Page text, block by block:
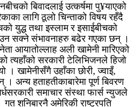
बिवादलाई उत्कर्षमा पु¥याएको
लागि ठूलो चिन्ताको विषय रहँदै
युद्ध तथा इस्लाम र इसाईबीचको
सक्ने संभावनाहरु बढेर गएका छन् ।
आयातोल्लाह अली खामेनी मारिएको
त्यहाँको सरकारी टेलिभिजनले हिजो
। खामेनीसँगै उहाँका छोरी, ज्वाइँ,
। अन्य हताहतीकाबारेमा पूर्ण बिवरण
समाचार संस्था फार्स न्युजले
शनिबारनै अमेरिकी राष्ट्रपति